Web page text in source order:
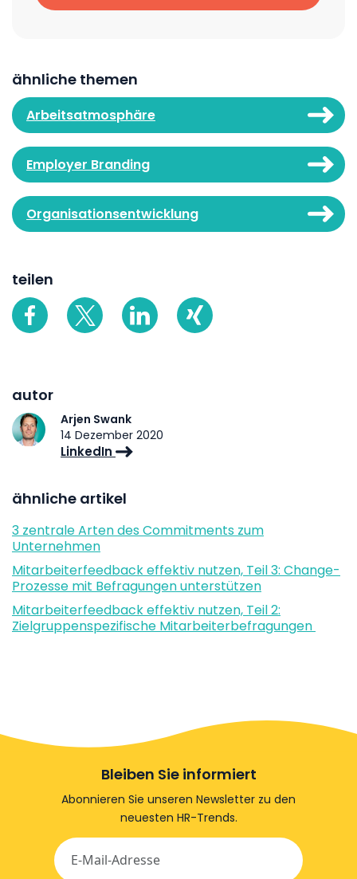
ähnliche themen
Arbeitsatmosphäre
Employer Branding
Organisationsentwicklung
teilen
autor
Arjen Swank
14 Dezember 2020
LinkedIn
ähnliche artikel
3 zentrale Arten des Commitments zum
Unternehmen
Mitarbeiterfeedback effektiv nutzen, Teil 3: Change-
Prozesse mit Befragungen unterstützen
Mitarbeiterfeedback effektiv nutzen, Teil 2:
Zielgruppenspezifische Mitarbeiterbefragungen
Bleiben Sie informiert
Abonnieren Sie unseren Newsletter zu den
neuesten HR-Trends.